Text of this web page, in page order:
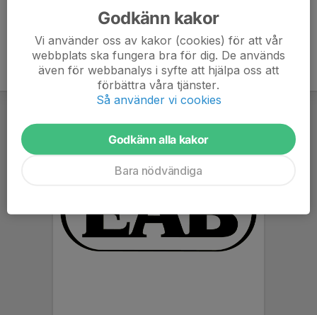
Godkänn kakor
Vi använder oss av kakor (cookies) för att vår
webbplats ska fungera bra för dig. De används
även för webbanalys i syfte att hjälpa oss att
förbättra våra tjänster.
Så använder vi cookies
Godkänn alla kakor
Bara nödvändiga